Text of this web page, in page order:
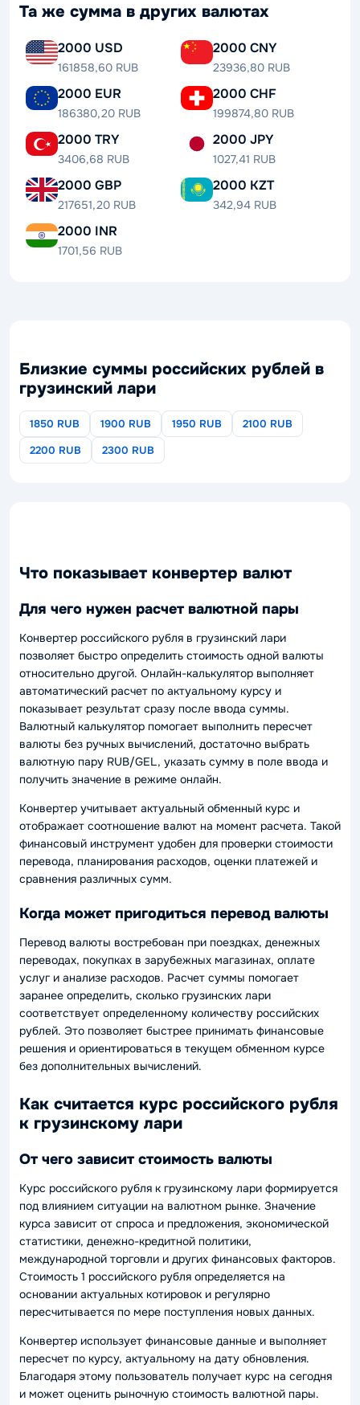
Та же сумма в других валютах
2000 USD
161858,60 RUB
2000 CNY
23936,80 RUB
2000 EUR
186380,20 RUB
2000 CHF
199874,80 RUB
2000 TRY
3406,68 RUB
2000 JPY
1027,41 RUB
2000 GBP
217651,20 RUB
2000 KZT
342,94 RUB
2000 INR
1701,56 RUB
Близкие суммы российских рублей в
грузинский лари
1850 RUB 1900 RUB 1950 RUB
2100 RUB
2200 RUB
2300 RUB
Что показывает конвертер валют
Для чего нужен расчет валютной пары
Конвертер российского рубля в грузинский лари
позволяет быстро определить стоимость одной валюты
относительно другой. Онлайн-калькулятор выполняет
автоматический расчет по актуальному курсу и
показывает результат сразу после ввода суммы.
Валютный калькулятор помогает выполнить пересчет
валюты без ручных вычислений, достаточно выбрать
валютную пару RUB/GEL, указать сумму в поле ввода и
получить значение в режиме онлайн.
Конвертер учитывает актуальный обменный курс и
отображает соотношение валют на момент расчета. Такой
финансовый инструмент удобен для проверки стоимости
перевода, планирования расходов, оценки платежей и
сравнения различных сумм.
Когда может пригодиться перевод валюты
Перевод валюты востребован при поездках, денежных
переводах, покупках в зарубежных магазинах, оплате
услуг и анализе расходов. Расчет суммы помогает
заранее определить, сколько грузинских лари
соответствует определенному количеству российских
рублей. Это позволяет быстрее принимать финансовые
решения и ориентироваться в текущем обменном курсе
без дополнительных вычислений.
Как считается курс российского рубля
к грузинскому лари
От чего зависит стоимость валюты
Курс российского рубля к грузинскому лари формируется
под влиянием ситуации на валютном рынке. Значение
курса зависит от спроса и предложения, экономической
статистики, денежно-кредитной политики,
международной торговли и других финансовых факторов.
Стоимость 1 российского рубля определяется на
основании актуальных котировок и регулярно
пересчитывается по мере поступления новых данных.
Конвертер использует финансовые данные и выполняет
пересчет по курсу, актуальному на дату обновления.
Благодаря этому пользователь получает курс на сегодня
и может оценить рыночную стоимость валютной пары.